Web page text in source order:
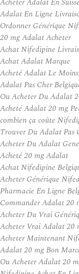
Adalat En Ligne
Ordonner Générique
20 mg Adalat Acheter
Achat Nifedipine
Achat Adalat Marque
Acheté Adalat Le
Adalat Pas Cher
Ou Acheter Du Adalat
Acheté Adalat 20 mg
combien ça coûte
Trouver Du Adalat Pas
Acheter Du Adalat
Acheté 20 mg Adalat
Achat Nifedipine
Acheter Générique
Pharmacie En Ligne
Commander Adalat 20
Acheter Du Vrai
Acheter Vrai Adalat 20
Acheter Maintenant
Adalat 20 mg Bon
Ou Acheter Adalat 20